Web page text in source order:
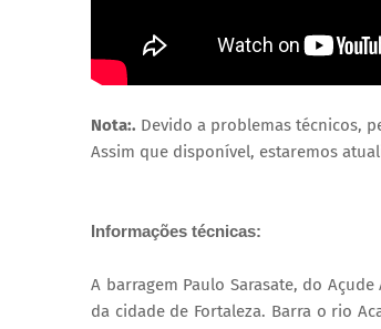
Nota:. Devido a problemas técnicos,
Assim que disponível, estaremos
Informações técnicas:
A barragem Paulo Sarasate, do
da cidade de Fortaleza. Barra o rio